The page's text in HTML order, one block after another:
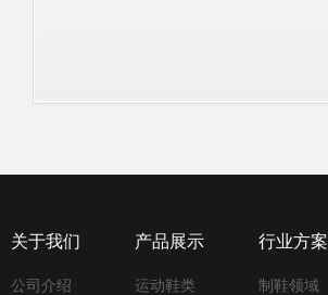
关于我们
公司介绍
产品展示
运动鞋类
行业方案
制鞋领域